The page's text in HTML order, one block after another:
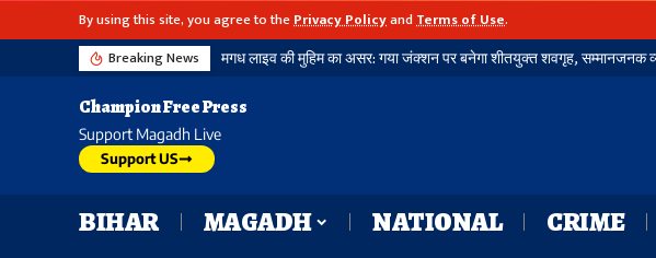
By using this site, you agree to thePrivacy PolicyandTerms of Use.
Breaking News
Champion Free Press
Support Magadh Live
Support US
BIHAR MAGADH NATIONAL CRIME